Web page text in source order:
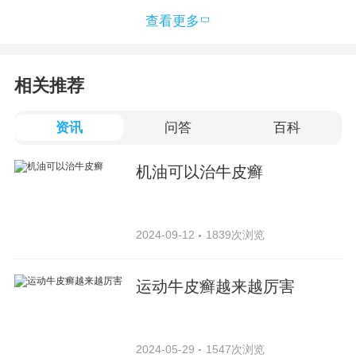
查看更多
相关推荐
资讯 问答 百科
机油可以治牛皮癣
2024-09-12 1839次浏览
运动牛皮癣越来越厉害
2024-05-29 1547次浏览